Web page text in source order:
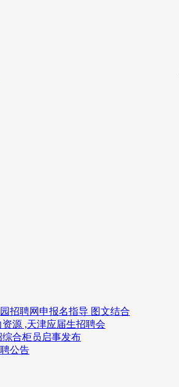
招聘网申报名指导 图文结合
源 ,天津应届生招聘会
合柜员启事发布
公告